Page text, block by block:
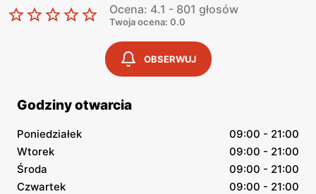
Ocena: 4.1 - 801 głosów
Twoja ocena: 0.0
OBSERWUJ
Godziny otwarcia
Poniedziałek
09:00 - 21:00
Wtorek
09:00 - 21:00
Środa
09:00 - 21:00
Czwartek
09:00 - 21:00